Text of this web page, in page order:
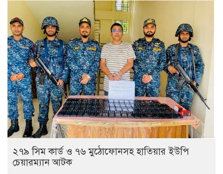
২৭৯ সিম কার্ড ও ৭৬ মুঠোফোনসহ হাতিয়ার ইউপি
চেয়ারম্যান আটক